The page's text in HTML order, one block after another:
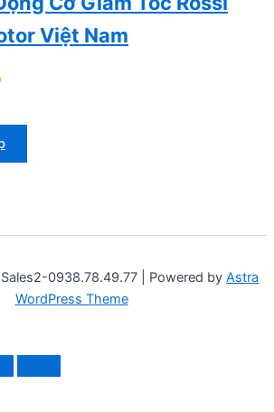
Việt Nam
0938.78.49.77 | Powered by Astra
WordPress Theme